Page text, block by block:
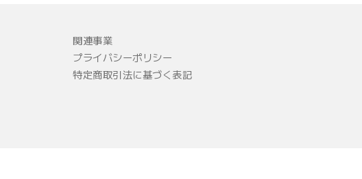
関連事業
プライバシーポリシー
特定商取引法に基づく表記